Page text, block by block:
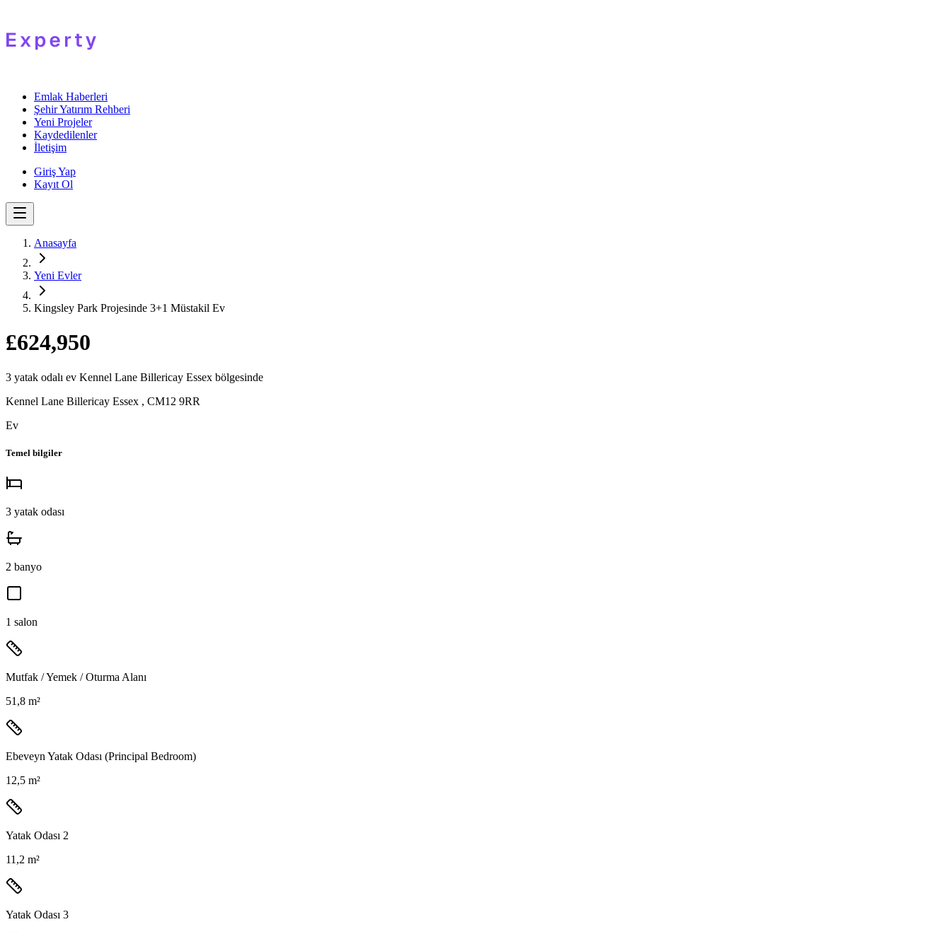
Emlak Haberleri
Şehir Yatırım Rehberi
Yeni Projeler
Kaydedilenler
İletişim
Giriş Yap
Kayıt Ol
Anasayfa
Yeni Evler
Kingsley Park Projesinde 3+1 Müstakil Ev
£624,950
3 yatak odalı ev Kennel Lane Billericay Essex bölgesinde
Kennel Lane Billericay Essex , CM12 9RR
Ev
Temel bilgiler
3 yatak odası
2 banyo
1 salon
Mutfak / Yemek / Oturma Alanı
51,8 m²
Ebeveyn Yatak Odası (Principal Bedroom)
12,5 m²
Yatak Odası 2
11,2 m²
Yatak Odası 3